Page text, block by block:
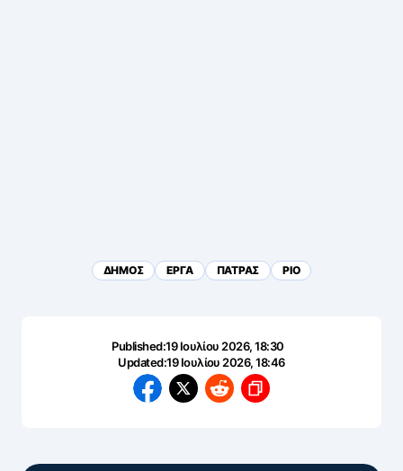
ΔΗΜΟΣ ΕΡΓΑ ΠΑΤΡΑΣ ΡΙΟ
Published:19 Ιουλίου 2026, 18:30
Updated:19 Ιουλίου 2026, 18:46